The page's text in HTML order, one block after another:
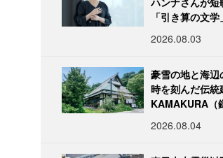
「引き算の文学
2026.08.03
豪雪の地と海
時を刻んだ伝
KAMAKURA（
2026.08.04